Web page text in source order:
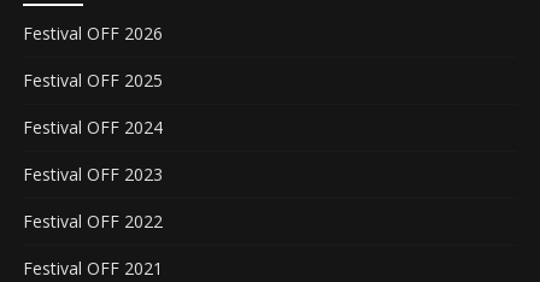
Festival OFF 2026
Festival OFF 2025
Festival OFF 2024
Festival OFF 2023
Festival OFF 2022
Festival OFF 2021